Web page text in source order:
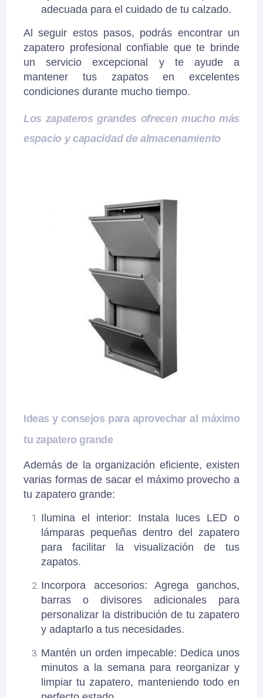
adecuada para el cuidado de tu calzado.
Al seguir estos pasos, podrás encontrar un
zapatero profesional confiable que te brinde
un servicio excepcional y te ayude a
mantener tus zapatos en excelentes
condiciones durante mucho tiempo.
Los zapateros grandes ofrecen mucho más
espacio y capacidad de almacenamiento
Ideas y consejos para aprovechar al máximo
tu zapatero grande
Además de la organización eficiente, existen
varias formas de sacar el máximo provecho a
tu zapatero grande:
Ilumina el interior: Instala luces LED o
lámparas pequeñas dentro del zapatero
para facilitar la visualización de tus
zapatos.
Incorpora accesorios: Agrega ganchos,
barras o divisores adicionales para
personalizar la distribución de tu zapatero
y adaptarlo a tus necesidades.
Mantén un orden impecable: Dedica unos
minutos a la semana para reorganizar y
limpiar tu zapatero, manteniendo todo en